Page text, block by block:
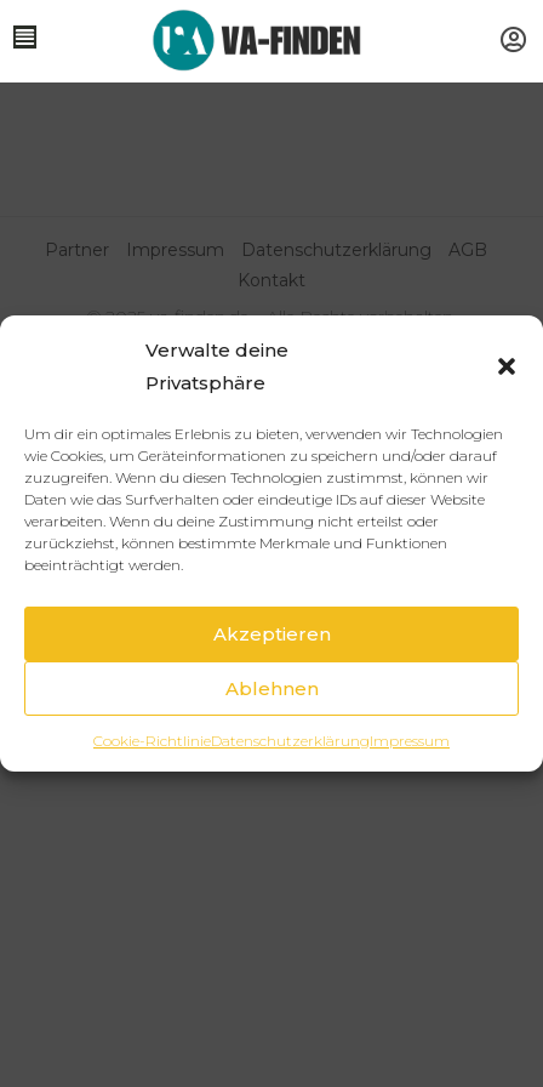
Verwalte deine
Privatsphäre
Um dir ein optimales Erlebnis zu bieten, verwenden wir Technologien
wie Cookies, um Geräteinformationen zu speichern und/oder darauf
zuzugreifen. Wenn du diesen Technologien zustimmst, können wir
Daten wie das Surfverhalten oder eindeutige IDs auf dieser Website
verarbeiten. Wenn du deine Zustimmung nicht erteilst oder
zurückziehst, können bestimmte Merkmale und Funktionen
beeinträchtigt werden.
Akzeptieren
Ablehnen
Cookie-RichtlinieDatenschutzerklärungImpressum
© 2025 va-finden.de – Alle Rechte vorbehalten.
Partner Impressum Datenschutzerklärung
AGB
Kontakt
Virtuelle Assistenz & Freelancer
finden | VA Expert:innenportal